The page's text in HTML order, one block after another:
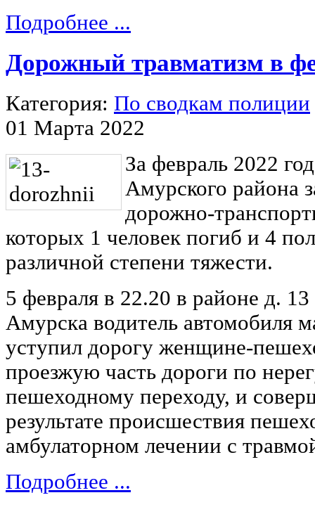
Подробнее ...
Дорожный травматизм в
Категория: По сводкам полиции
01 Марта 2022
За февраль 2022
Амурского района
дорожно-
которых 1 человек погиб и 4
различной степени тяжести.
5 февраля в 22.20 в районе д.
Амурска водитель автомобиля
уступил дорогу женщине-
проезжую часть дороги по
пешеходному переходу, и
результате происшествия
амбулаторном лечении с
Подробнее ...